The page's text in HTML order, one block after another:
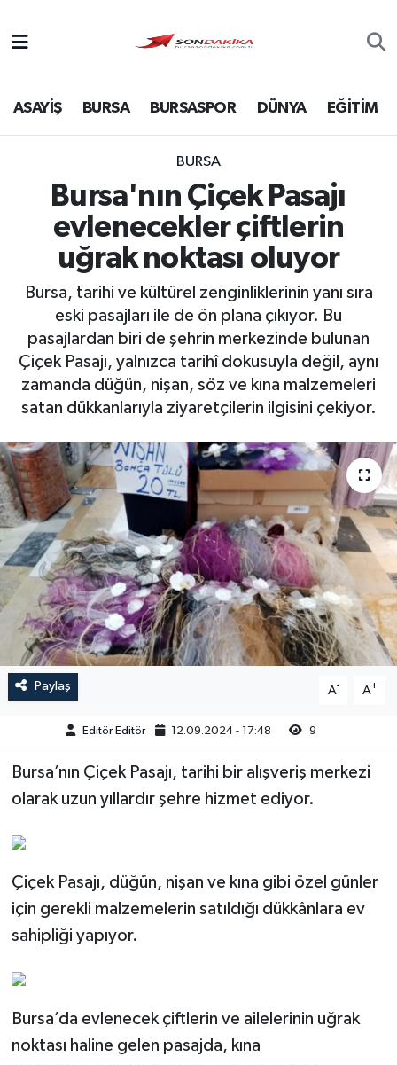
ASAYİŞ BURSA BURSASPOR DÜNYA EĞİTİM
BURSA
Bursa'nın Çiçek Pasajı
evlenecekler çiftlerin
uğrak noktası oluyor
Bursa, tarihi ve kültürel zenginliklerinin yanı sıra
eski pasajları ile de ön plana çıkıyor. Bu
pasajlardan biri de şehrin merkezinde bulunan
Çiçek Pasajı, yalnızca tarihî dokusuyla değil, aynı
zamanda düğün, nişan, söz ve kına malzemeleri
satan dükkanlarıyla ziyaretçilerin ilgisini çekiyor.
Paylaş A- A+
Editör Editör 12.09.2024 - 17:48 9
Bursa’nın Çiçek Pasajı, tarihi bir alışveriş merkezi
olarak uzun yıllardır şehre hizmet ediyor.
Çiçek Pasajı, düğün, nişan ve kına gibi özel günler
için gerekli malzemelerin satıldığı dükkânlara ev
sahipliği yapıyor.
Bursa’da evlenecek çiftlerin ve ailelerinin uğrak
noktası haline gelen pasajda, kına
Bursa
Ekonomi
Foto Galeri
Genel
Gündem
Magazin
Siyaset
Spor
Türkiye
Video Galeri